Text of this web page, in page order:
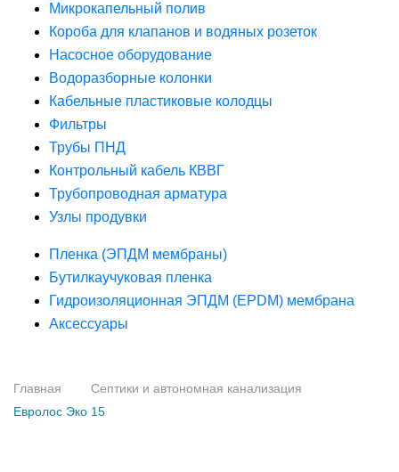
Микрокапельный полив
Короба для клапанов и водяных розеток
Насосное оборудование
Водоразборные колонки
Кабельные пластиковые колодцы
Фильтры
Трубы ПНД
Контрольный кабель КВВГ
Трубопроводная арматура
Узлы продувки
Пленка (ЭПДМ мембраны)
Бутилкаучуковая пленка
Гидроизоляционная ЭПДМ (EPDM) мембрана
Аксессуары
Главная
Септики и автономная канализация
Евролос Эко 15